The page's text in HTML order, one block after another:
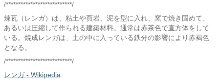
/***************************/
煉瓦（レンガ）は、粘土や頁岩、泥を型に入れ、窯で焼き固めて、
あるいは圧縮して作られる建築材料。通常は赤茶色で直方体をして
いる。焼成レンガは、土の中に入っている鉄分の影響により赤褐色
となる。
/***************************/
レンガ - Wikipedia